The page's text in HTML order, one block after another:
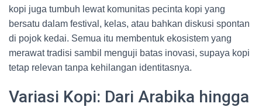
kopi juga tumbuh lewat komunitas pecinta kopi yang
bersatu dalam festival, kelas, atau bahkan diskusi spontan
di pojok kedai. Semua itu membentuk ekosistem yang
merawat tradisi sambil menguji batas inovasi, supaya kopi
tetap relevan tanpa kehilangan identitasnya.
Variasi Kopi: Dari Arabika hingga